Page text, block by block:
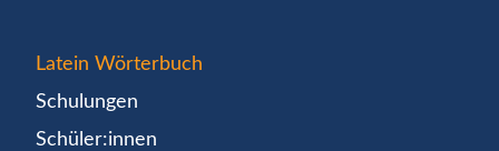
Latein Wörterbuch
Schulungen
Schüler:innen